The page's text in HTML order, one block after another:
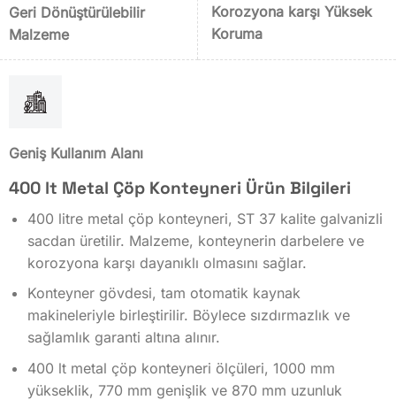
Geri Dönüştürülebilir
Malzeme
Korozyona karşı Yüksek
Koruma
Geniş Kullanım Alanı
400 lt Metal Çöp Konteyneri Ürün Bilgileri
400 litre metal çöp konteyneri, ST 37 kalite galvanizli
sacdan üretilir. Malzeme, konteynerin darbelere ve
korozyona karşı dayanıklı olmasını sağlar.
Konteyner gövdesi, tam otomatik kaynak
makineleriyle birleştirilir. Böylece sızdırmazlık ve
sağlamlık garanti altına alınır.
400 lt metal çöp konteyneri ölçüleri, 1000 mm
yükseklik, 770 mm genişlik ve 870 mm uzunluk